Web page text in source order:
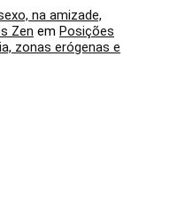
na amizade,
Zen em Posições
zonas erógenas e